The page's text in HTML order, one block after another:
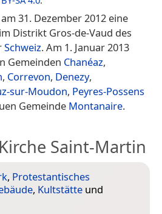
31. Dezember 2012 eine
Distrikt Gros-de-Vaud des
Schweiz. Am 1. Januar 2013
Gemeinden Chanéaz,
, Correvon, Denezy,
sur-Moudon, Peyres-Possens
Gemeinde Montanaire.
Saint-Martin
, Protestantisches
, Kultstätte und